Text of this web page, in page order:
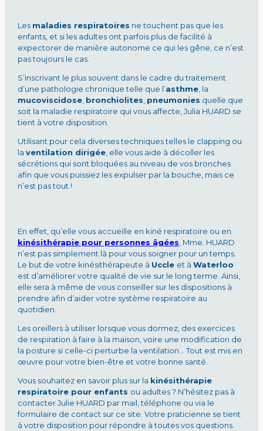
Les maladies respiratoires ne touchent pas que les
enfants, et si les adultes ont parfois plus de facilité à
expectorer de manière autonome ce qui les gêne, ce n’est
pas toujours le cas.
S’inscrivant le plus souvent dans le cadre du traitement
d’une pathologie chronique telle que l’asthme, la
mucoviscidose, bronchiolites, pneumonies quelle que
soit la maladie respiratoire qui vous affecte, Julia HUARD se
tient à votre disposition.
Utilisant pour cela diverses techniques telles le clapping ou
la ventilation dirigée, elle vous aide à décoller les
sécrétions qui sont bloquées au niveau de vos bronches
afin que vous puissiez les expulser par la bouche, mais ce
n’est pas tout !
En effet, qu’elle vous accueille en kiné respiratoire ou en
kinésithérapie pour personnes âgées, Mme. HUARD
n’est pas simplement là pour vous soigner pour un temps.
Le but de votre kinésithérapeute à Uccle et à Waterloo
est d’améliorer votre qualité de vie sur le long terme. Ainsi,
elle sera à même de vous conseiller sur les dispositions à
prendre afin d’aider votre système respiratoire au
quotidien.
Les oreillers à utiliser lorsque vous dormez, des exercices
de respiration à faire à la maison, voire une modification de
la posture si celle-ci perturbe la ventilation… Tout est mis en
œuvre pour votre bien-être et votre bonne santé.
Vous souhaitez en savoir plus sur la kinésithérapie
respiratoire pour enfants ou adultes ? N’hésitez pas à
contacter Julie HUARD par mail, téléphone ou via le
formulaire de contact sur ce site. Votre praticienne se tient
à votre disposition pour répondre à toutes vos questions.